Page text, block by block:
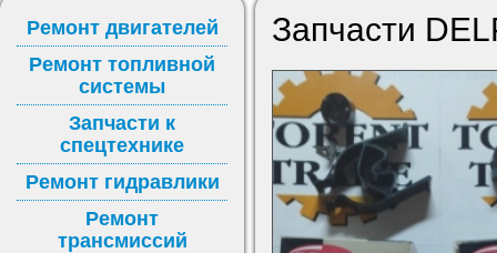
Запчасти
Ремонт двигателей
Ремонт топливной
системы
Запчасти к
спецтехнике
Ремонт гидравлики
Ремонт
трансмиссий